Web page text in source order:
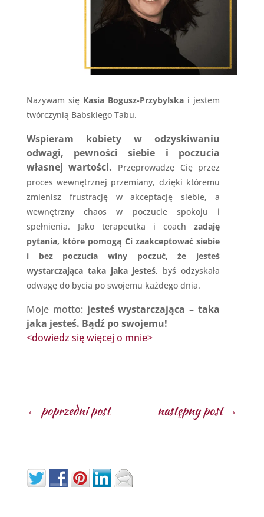
Nazywam się Kasia Bogusz-Przybylska i jestem
twórczynią Babskiego Tabu.
Wspieram kobiety w odzyskiwaniu
odwagi, pewności siebie i poczucia
własnej wartości.
Przeprowadzę Cię przez
proces wewnętrznej przemiany, dzięki któremu
zmienisz frustrację w akceptację siebie, a
wewnętrzny chaos w poczucie spokoju i
spełnienia. Jako terapeutka i coachzadaję
pytania, które pomogą Ci zaakceptować siebie
i bez poczucia winy poczuć, że jesteś
wystarczająca taka jaka jesteś, byś odzyskała
odwagę do bycia po swojemu każdego dnia.
Moje motto: jesteś wystarczająca – taka
jaka jesteś. Bądź po swojemu!
<dowiedz się więcej o mnie>
← poprzedni post następny post→